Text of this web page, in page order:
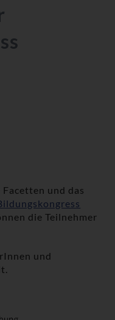
und das
die Teilnehmer
und